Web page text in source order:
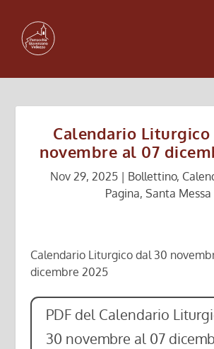
Calendario
novembre al 07
Nov 29, 2025 | Bollettino,
Pagina, Santa Messa
Calendario Liturgico dal 30
dicembre 2025
PDF del Calendario
30 novembre al 07